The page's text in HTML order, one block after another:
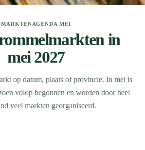
MARKTENAGENDA MEI
in
mei 2027
op datum, plaats of provincie. In mei is
volop begonnen en worden door heel
veel markten georganiseerd.